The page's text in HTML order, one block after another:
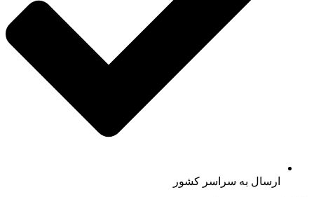
ارسال به سراسر کشور